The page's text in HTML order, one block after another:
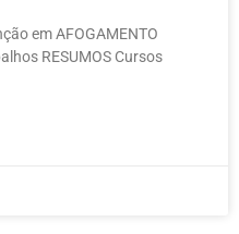
em AFOGAMENTO
RESUMOS Cursos